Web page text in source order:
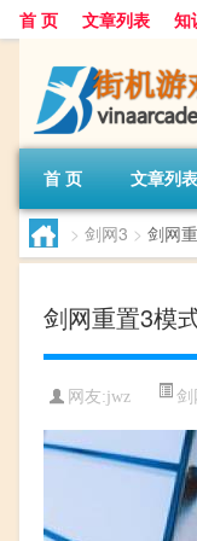
首 页 文章列表 知
首 页 文章列表
> 剑网3 > 剑网
剑网重置3模
网友:jwz